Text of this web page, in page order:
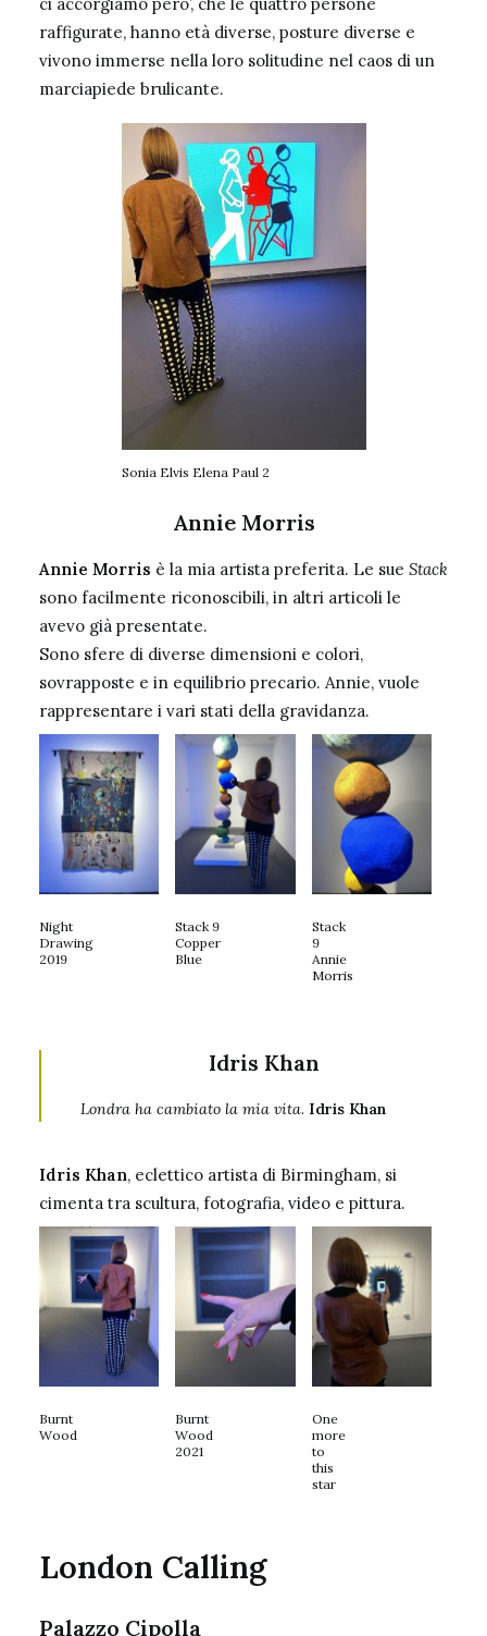
raffigurate, hanno età diverse, posture diverse e
vivono immerse nella loro solitudine nel caos di un
marciapiede brulicante.
Sonia Elvis Elena Paul 2
Annie Morris
Annie Morris è la mia artista preferita. Le sue Stack
sono facilmente riconoscibili, in altri articoli le
avevo già presentate.
Sono sfere di diverse dimensioni e colori,
sovrapposte e in equilibrio precario. Annie, vuole
rappresentare i vari stati della gravidanza.
Night
Drawing
2019
Stack 9
Copper
Blue
Stack
9
Annie
Morris
Idris Khan
Londra ha cambiato la mia vita. Idris Khan
Idris Khan, eclettico artista di Birmingham, si
cimenta tra scultura, fotografia, video e pittura.
Burnt
Wood
Burnt
Wood
2021
One
more
to
this
star
London Calling
Palazzo Cipolla